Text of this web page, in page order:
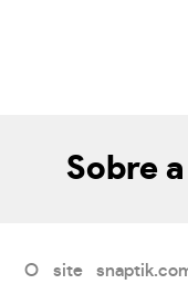
Sobre
O site